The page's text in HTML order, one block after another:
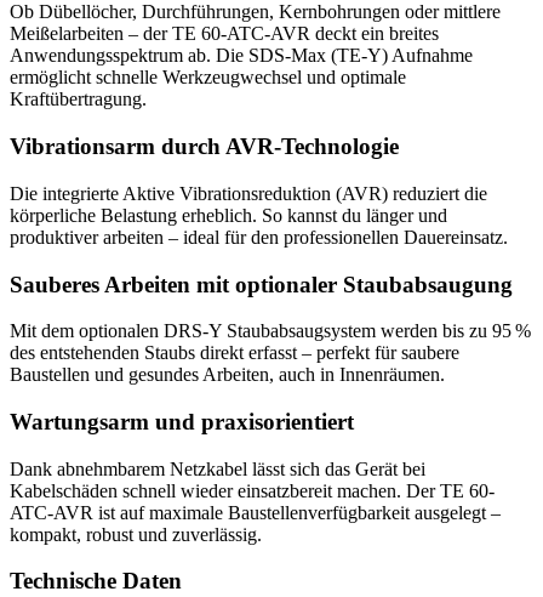
Ob Dübellöcher, Durchführungen, Kernbohrungen oder mittlere
Meißelarbeiten – der TE 60-ATC-AVR deckt ein breites
Anwendungsspektrum ab. Die SDS-Max (TE-Y) Aufnahme
ermöglicht schnelle Werkzeugwechsel und optimale
Kraftübertragung.
Vibrationsarm durch AVR-Technologie
Die integrierte Aktive Vibrationsreduktion (AVR) reduziert die
körperliche Belastung erheblich. So kannst du länger und
produktiver arbeiten – ideal für den professionellen Dauereinsatz.
Sauberes Arbeiten mit optionaler Staubabsaugung
Mit dem optionalen DRS-Y Staubabsaugsystem werden bis zu 95 %
des entstehenden Staubs direkt erfasst – perfekt für saubere
Baustellen und gesundes Arbeiten, auch in Innenräumen.
Wartungsarm und praxisorientiert
Dank abnehmbarem Netzkabel lässt sich das Gerät bei
Kabelschäden schnell wieder einsatzbereit machen. Der TE 60-
ATC-AVR ist auf maximale Baustellenverfügbarkeit ausgelegt –
kompakt, robust und zuverlässig.
Technische Daten